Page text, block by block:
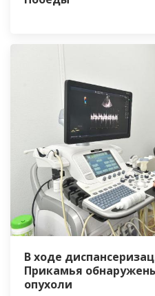
В ходе
Прикамья
опухоли